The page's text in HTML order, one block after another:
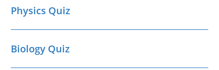
Physics Quiz
Biology Quiz